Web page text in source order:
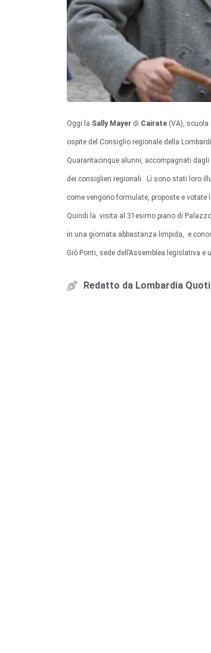
Oggi la Sally Mayer di Cairate (VA), scuola
ospite del Consiglio regionale della
Quarantacinque alunni, accompagnati
dei consiglieri regionali. Lì sono stati loro
come vengono formulate, proposte e
Quindi la visita al 31esimo piano di
in una giornata abbastanza limpida, e
Giò Ponti, sede dell’Assemblea legislativa
Redatto da Lombardia